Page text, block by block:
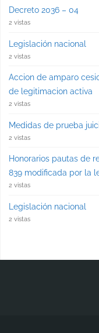
Decreto 2036 – 04
2 vistas
Legislación nacional
2 vistas
Accion de amparo
de legitimacion activa
2 vistas
Medidas de prueba
2 vistas
Honorarios pautas de
839 modificada por la
2 vistas
Legislación nacional
2 vistas